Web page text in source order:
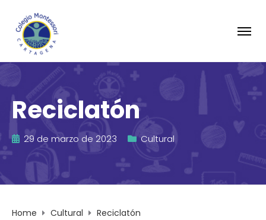
Reciclatón
29 de marzo de 2023 Cultural
Home Cultural Reciclatón